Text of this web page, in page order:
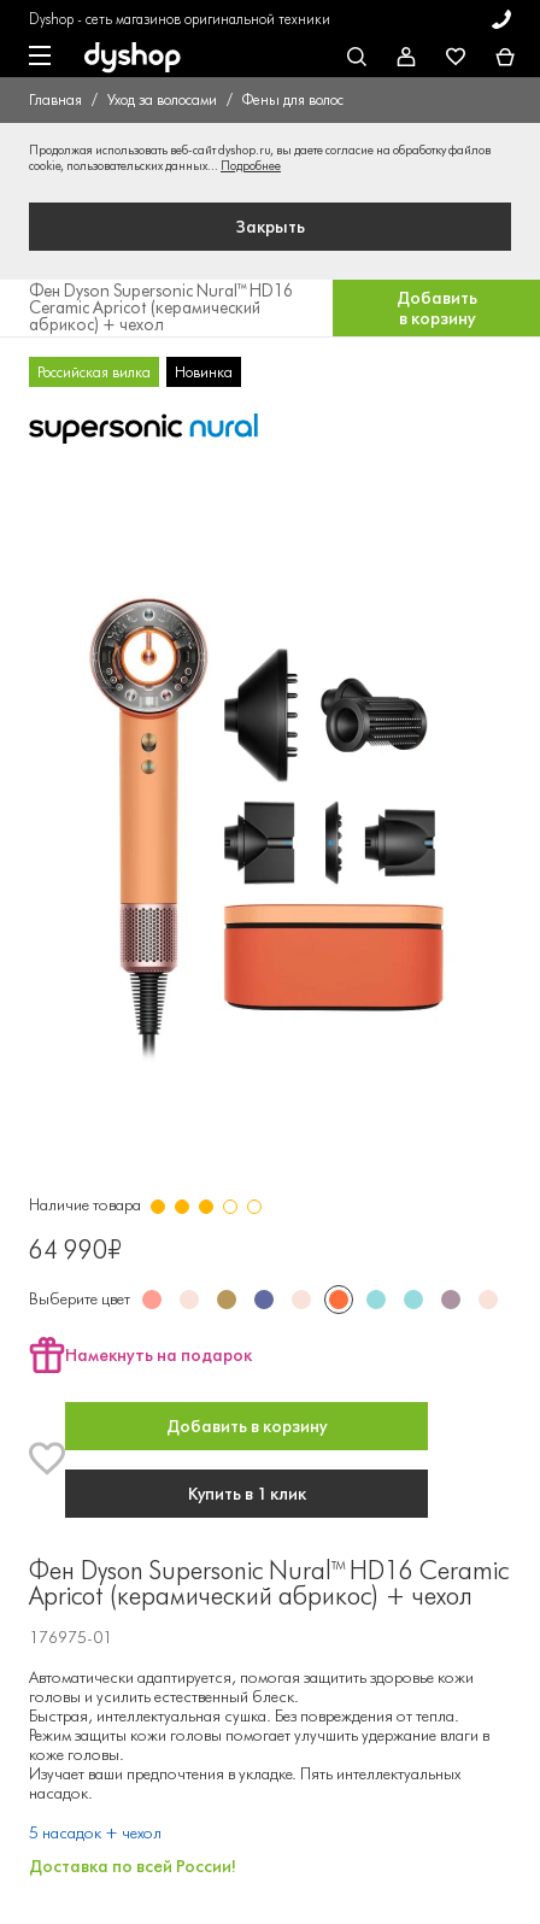
Dyshop - сеть магазинов оригинальной техники
Главная Уход за волосами Фены для волос
Продолжая использовать веб-сайт dyshop.ru, вы даете согласие на обработку файлов
cookie, пользовательских данных... Подробнее
Закрыть
Фен Dyson Supersonic Nural™ HD16
Ceramic Apricot (керамический
абрикос) + чехол
Добавить
в корзину
Российская вилка Новинка
Фен Dyson Supersonic Nural™ HD16 Ceramic
Apricot (керамический абрикос) + чехол
176975-01
Автоматически адаптируется, помогая защитить здоровье кожи
головы и усилить естественный блеск.
Быстрая, интеллектуальная сушка. Без повреждения от тепла.
Режим защиты кожи головы помогает улучшить удержание влаги в
коже головы.
Изучает ваши предпочтения в укладке. Пять интеллектуальных
насадок.
5 насадок + чехол
Доставка по всей России!
Наличие товара
Выберите цвет
64 990₽
Намекнуть на подарок
Добавить в корзину
Купить в 1 клик